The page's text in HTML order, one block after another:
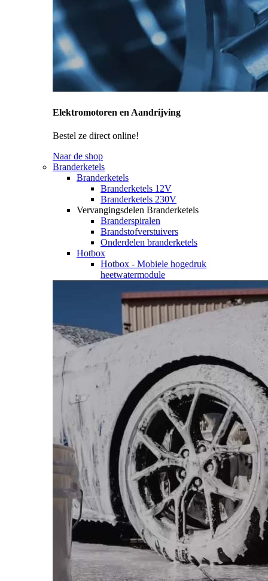
Elektromotoren en Aandrijving
Bestel ze direct online!
Naar de shop
Branderketels
Branderketels
Branderketels 12V
Branderketels 230V
Vervangingsdelen Branderketels
Branderspiralen
Brandstofverstuivers
Onderdelen branderketels
Hotbox
Hotbox - Mobiele hogedruk
heetwatermodule